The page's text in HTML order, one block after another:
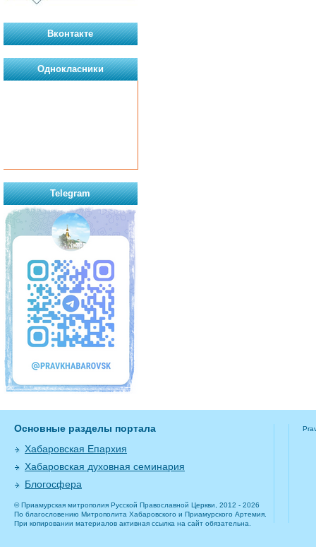
Вконтакте
Однокласники
Telegram
Основные разделы портала
Хабаровская Епархия
Хабаровская духовная семинария
Блогосфера
© Приамурская митрополия Русской Православной Церкви, 2012 - 2026
По благословению Митрополита Хабаровского и Приамурского Артемия.
При копировании материалов активная ссылка на сайт обязательна.